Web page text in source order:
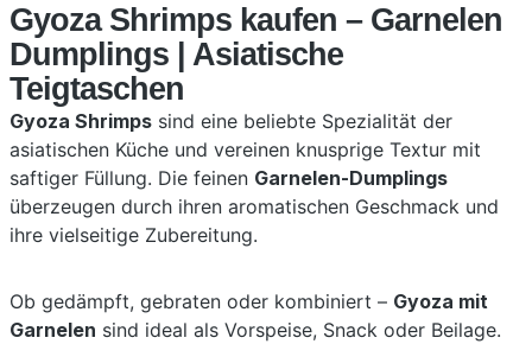
Gyoza Shrimps kaufen – Garnelen
Dumplings | Asiatische
Teigtaschen
Gyoza Shrimps sind eine beliebte Spezialität der
asiatischen Küche und vereinen knusprige Textur mit
saftiger Füllung. Die feinen Garnelen-Dumplings
überzeugen durch ihren aromatischen Geschmack und
ihre vielseitige Zubereitung.
Ob gedämpft, gebraten oder kombiniert – Gyoza mit
Garnelen sind ideal als Vorspeise, Snack oder Beilage.